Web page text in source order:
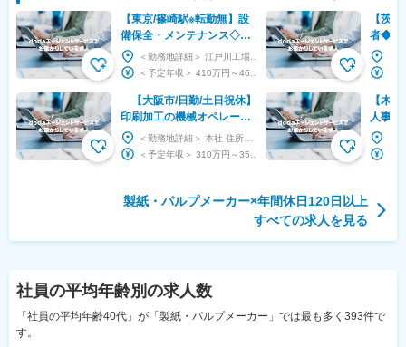
【東京/篠崎駅※転勤無】設
備保全・メンテナンス◇日
勤・土日祝休◇機械・電気
卒歓迎！OJTでサポート！
【大阪市/日勤/土日祝休】
印刷加工の機械オペレータ
ー◆未経験歓迎／年休128
日／副業OK
【茨
者◆管
内で
G／転
【木
人事◇
創業
ーカー
製紙・パルプメーカー×年間休日120日以上
すべての求人を見る
社員の平均年齢別の求人数
「社員の平均年齢40代」が「製紙・パルプメーカー」では最も多く393件で
す。